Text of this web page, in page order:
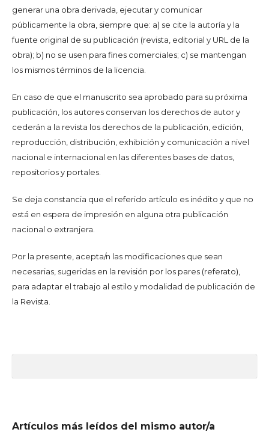
generar una obra derivada, ejecutar y comunicar
públicamente la obra, siempre que: a) se cite la autoría y la
fuente original de su publicación (revista, editorial y URL de la
obra); b) no se usen para fines comerciales; c) se mantengan
los mismos términos de la licencia.
En caso de que el manuscrito sea aprobado para su próxima
publicación, los autores conservan los derechos de autor y
cederán a la revista los derechos de la publicación, edición,
reproducción, distribución, exhibición y comunicación a nivel
nacional e internacional en las diferentes bases de datos,
repositorios y portales.
Se deja constancia que el referido artículo es inédito y que no
está en espera de impresión en alguna otra publicación
nacional o extranjera.
Por la presente, acepta/n las modificaciones que sean
necesarias, sugeridas en la revisión por los pares (referato),
para adaptar el trabajo al estilo y modalidad de publicación de
la Revista.
Artículos más leídos del mismo autor/a